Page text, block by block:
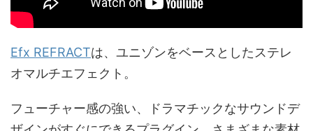
Efx REFRACTは、ユニゾンをベースとしたステレ
オマルチエフェクト。
フューチャー感の強い、ドラマチックなサウンドデ